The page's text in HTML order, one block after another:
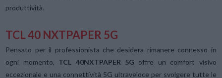
produttività.
TCL 40 NXTPAPER 5G
Pensato per il professionista che desidera rimanere connesso in
ogni momento, TCL 40NXTPAPER 5G offre un comfort visivo
eccezionale e una connettività 5G ultraveloce per svolgere tutte le